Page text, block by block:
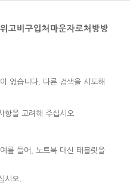
비구입처마운자로처방방
없습니다. 다른 검색을 시도해
항을 고려해 주십시오.
를 들어, 노트북 대신 태블릿을
시오.